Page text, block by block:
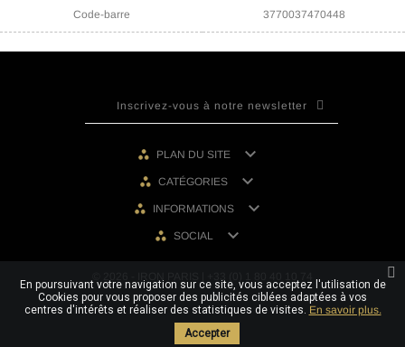
Code-barre 3770037470448
PLAN DU SITE 
CATÉGORIES 
INFORMATIONS 
SOCIAL 
En poursuivant votre navigation sur ce site, vous acceptez l'utilisation de
Cookies pour vous proposer des publicités ciblées adaptées à vos
centres d'intérêts et réaliser des statistiques de visites. En savoir plus.
Accepter